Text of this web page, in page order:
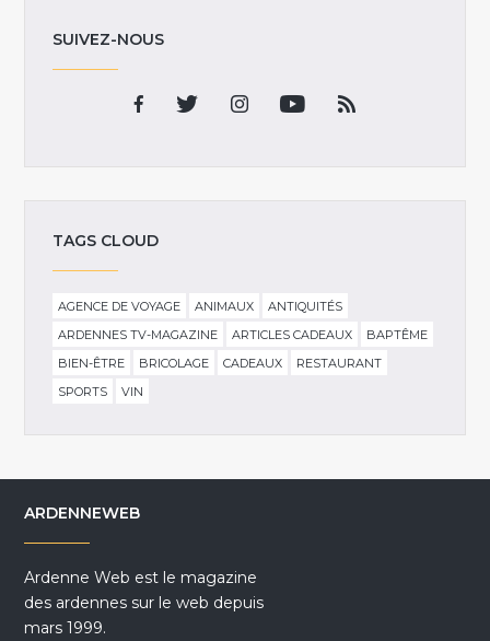
SUIVEZ-NOUS
TAGS CLOUD
AGENCE DE VOYAGE ANIMAUX
ANTIQUITÉS
ARDENNES TV-MAGAZINE
ARTICLES CADEAUX
BAPTÊME
BIEN-ÊTRE
BRICOLAGE CADEAUX
RESTAURANT
SPORTS
VIN
ARDENNEWEB
Ardenne Web est le magazine
des ardennes sur le web depuis
mars 1999.